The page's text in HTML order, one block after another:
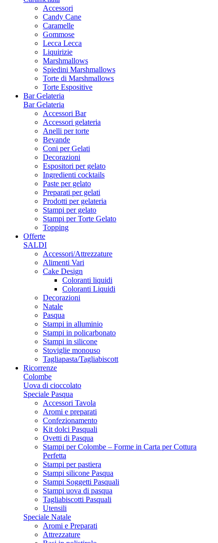
Accessori
Candy Cane
Caramelle
Gommose
Lecca Lecca
Liquirizie
Marshmallows
Spiedini Marshmallows
Torte di Marshmallows
Torte Espositive
Bar Gelateria
Bar Gelateria
Accessori Bar
Accessori gelateria
Anelli per torte
Bevande
Coni per Gelati
Decorazioni
Espositori per gelato
Ingredienti cocktails
Paste per gelato
Preparati per gelati
Prodotti per gelateria
Stampi per gelato
Stampi per Torte Gelato
Topping
Offerte
SALDI
Accessori/Attrezzature
Alimenti Vari
Cake Design
Coloranti liquidi
Coloranti Liquidi
Decorazioni
Natale
Pasqua
Stampi in alluminio
Stampi in policarbonato
Stampi in silicone
Stoviglie monouso
Tagliapasta/Tagliabiscott
Ricorrenze
Colombe
Uova di cioccolato
Speciale Pasqua
Accessori Tavola
Aromi e preparati
Confezionamento
Kit dolci Pasquali
Ovetti di Pasqua
Stampi per Colombe – Forme in Carta per Cottura
Perfetta
Stampi per pastiera
Stampi silicone Pasqua
Stampi Soggetti Pasquali
Stampi uova di pasqua
Tagliabiscotti Pasquali
Utensili
Speciale Natale
Aromi e Preparati
Attrezzature